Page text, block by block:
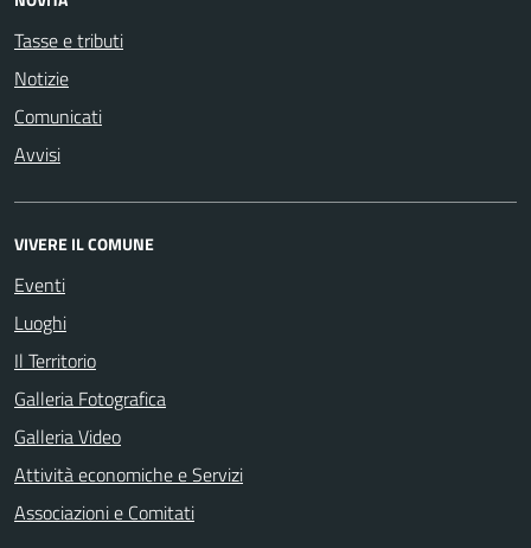
Tasse e tributi
Notizie
Comunicati
Avvisi
VIVERE IL COMUNE
Eventi
Luoghi
Il Territorio
Galleria Fotografica
Galleria Video
Attività economiche e Servizi
Associazioni e Comitati